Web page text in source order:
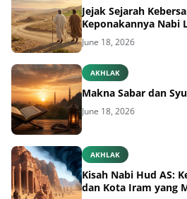
Jejak Sejarah
Keponakannya Nabi
June 18, 2026
AKHLAK
Makna Sabar dan
June 18, 2026
AKHLAK
Kisah Nabi Hud AS:
dan Kota Iram yang